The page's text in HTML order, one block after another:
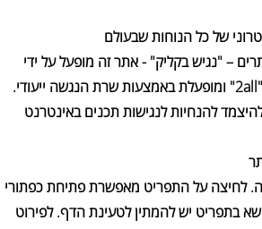
של כל הנוחות שבעולם
– "נגיש בקליק" - אתר זה מופעל על ידי
תוכנת הנגשה של חברת "2all" ומופעלת באמצעות שרת הנגשה ייעודי.
להנחיות לנגישות תכנים באינטרנט
לחיצה על התפריט מאפשרת פתיחת כפתורי
בתפריט יש להמתין לטעינת הדף. לפירוט